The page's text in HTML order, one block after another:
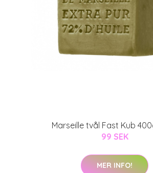
Marseille tvål Fast Kub
99 SEK
MER INFO!